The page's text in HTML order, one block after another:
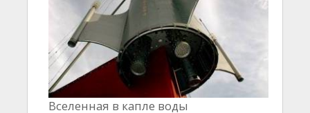
Вселенная в капле воды